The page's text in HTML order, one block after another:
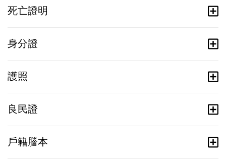
死亡證明
身分證
護照
良民證
戶籍謄本